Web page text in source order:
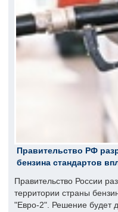
Правительство РФ
бензина стандартов
Правительство России
территории страны
"Евро-2". Решение будет